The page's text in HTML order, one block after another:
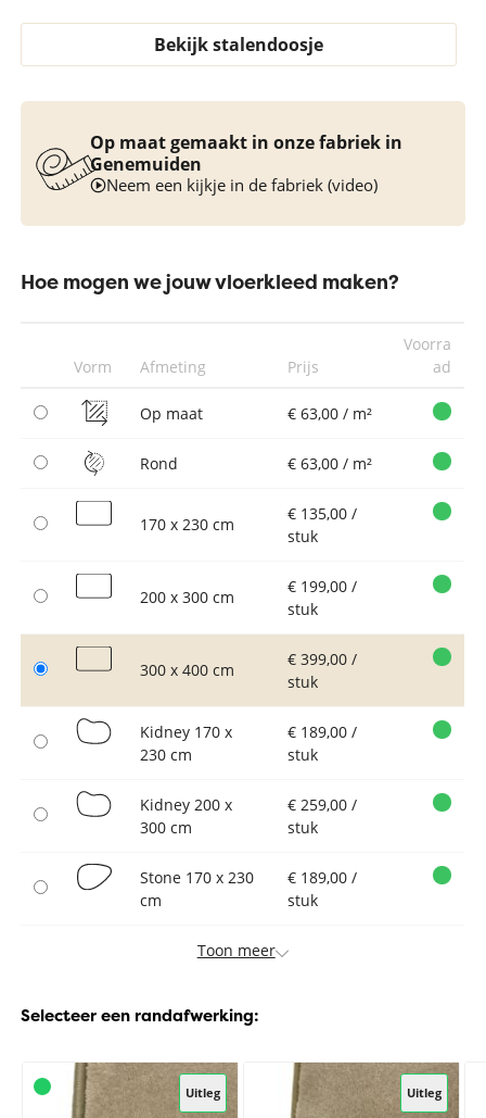
Bekijk stalendoosje
Op maat gemaakt in onze fabriek in
Genemuiden
Neem een kijkje in de fabriek (video)
Hoe mogen we jouw vloerkleed maken?
Vorm Afmeting Prijs
Voorra
ad
Op maat € 63,00 / m²
Rond € 63,00 / m²
170 x 230 cm
€ 135,00 /
stuk
200 x 300 cm
€ 199,00 /
stuk
300 x 400 cm
€ 399,00 /
stuk
Kidney 170 x
230 cm
€ 189,00 /
stuk
Kidney 200 x
300 cm
€ 259,00 /
stuk
Stone 170 x 230
cm
€ 189,00 /
stuk
Toon meer
Selecteer een randafwerking:
Uitleg Uitleg